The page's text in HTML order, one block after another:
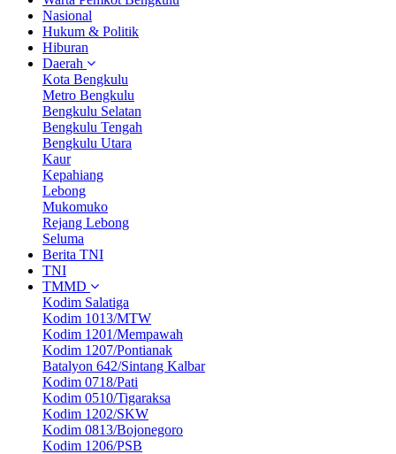
navigation
Nasional
Hukum & Politik
Hiburan
Daerah
Kota Bengkulu
Metro Bengkulu
Bengkulu Selatan
Bengkulu Tengah
Bengkulu Utara
Kaur
Kepahiang
Lebong
Mukomuko
Rejang Lebong
Seluma
Berita TNI
TNI
TMMD
Kodim Salatiga
Kodim 1013/MTW
Kodim 1201/Mempawah
Kodim 1207/Pontianak
Batalyon 642/Sintang Kalbar
Kodim 0718/Pati
Kodim 0510/Tigaraksa
Kodim 1202/SKW
Kodim 0813/Bojonegoro
Kodim 1206/PSB